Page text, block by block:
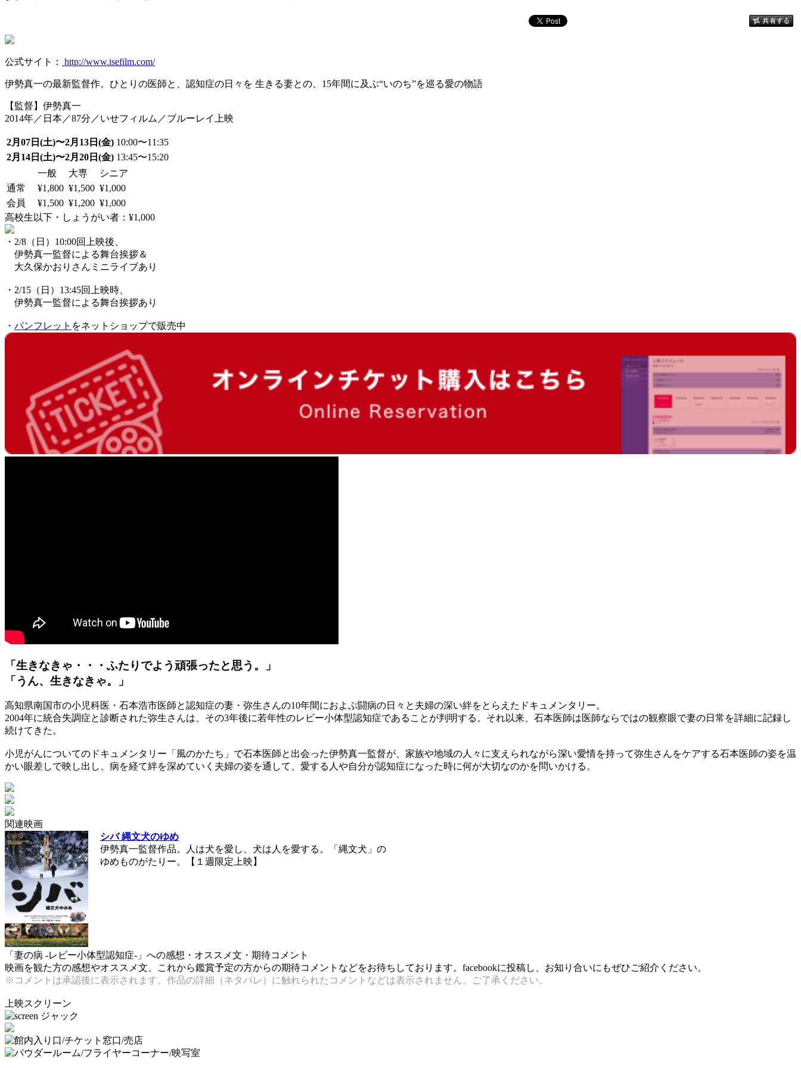
公式サイト： http://www.isefilm.com/
伊勢真一の最新監督作。ひとりの医師と、認知症の日々を 生きる妻との、15年間に及ぶ“いのち”を巡る愛の物語
【監督】伊勢真一
2014年／日本／87分／いせフィルム／ブルーレイ上映
2月07日(土)〜2月13日(金) 10:00〜11:35
2月14日(土)〜2月20日(金) 13:45〜15:20
一般
大専
シニア
通常
¥1,800 ¥1,500 ¥1,000
会員
¥1,500 ¥1,200 ¥1,000
高校生以下・しょうがい者：¥1,000
・2/8（日）10:00回上映後、
伊勢真一監督による舞台挨拶＆
大久保かおりさんミニライブあり
・2/15（日）13:45回上映時、
伊勢真一監督による舞台挨拶あり
・ パンフレット をネットショップで販売中
「生きなきゃ・・・ふたりでよう頑張ったと思う。」
「うん、生きなきゃ。」
高知県南国市の小児科医・石本浩市医師と認知症の妻・弥生さんの10年間におよぶ闘病の日々と夫婦の深い絆をとらえたドキュメンタリー。
2004年に統合失調症と診断された弥生さんは、その3年後に若年性のレビー小体型認知症であることが判明する。それ以来、石本医師は医師ならではの観察眼で妻の日常を詳細に記録し
続けてきた。
小児がんについてのドキュメンタリー「風のかたち」で石本医師と出会った伊勢真一監督が、家族や地域の人々に支えられながら深い愛情を持って弥生さんをケアする石本医師の姿を温
かい眼差しで映し出し、病を経て絆を深めていく夫婦の姿を通して、愛する人や自分が認知症になった時に何が大切なのかを問いかける。
関連映画
シバ 縄文犬のゆめ
伊勢真一監督作品。人は犬を愛し、犬は人を愛する。「縄文犬」の
ゆめものがたりー。【１週限定上映】
「妻の病 -レビー小体型認知症-」への感想・オススメ文・期待コメント
映画を観た方の感想やオススメ文、これから鑑賞予定の方からの期待コメントなどをお待ちしております。facebookに投稿し、お知り合いにもぜひご紹介ください。
※コメントは承認後に表示されます。作品の詳細（ネタバレ）に触れられたコメントなどは表示されません。ご了承ください。
上映スクリーン